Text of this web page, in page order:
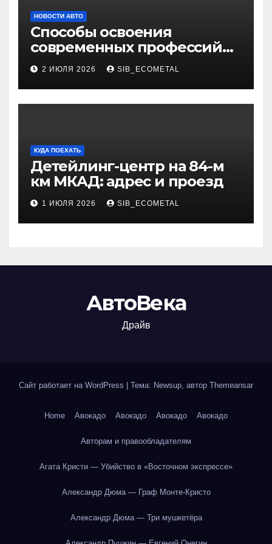
НОВОСТИ АВТО
Способы освоения
современных профессий
через онлайн-курсы
2 ИЮЛЯ 2026 SIB_ECOMETAL
КУДА ПОЕХАТЬ
Детейлинг-центр на 84-м
км МКАД: адрес и проезд
1 ИЮЛЯ 2026 SIB_ECOMETAL
АвтоВека
Драйв
Сайт работает на WordPress Тема: Newsup, автор Themeansar
Home Авокадо Авокадо Авокадо Авокадо
Авторам и правообладателям
Агата Кристи — Убийство в «Восточном экспрессе»
Александр Дюма — Граф Монте-Кристо
Александр Дюма — Три мушкетёра